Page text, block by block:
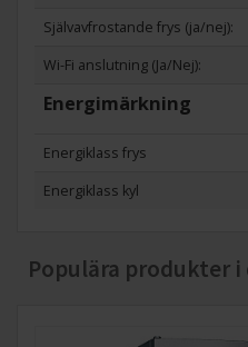
Självavfrostande frys (ja/nej):
Wi-Fi anslutning (Ja/Nej):
Energimärkning
Energiklass frys
Energiklass kyl
Populära produkter